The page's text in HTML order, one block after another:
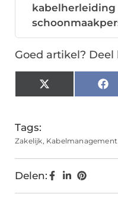
kabelherleiding
Goed artikel?
X
(Twitter)
Tags:
Zakelijk, Kabelmanagement
Delen: